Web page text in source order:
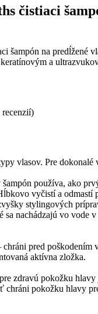
čistiaci
šampón na predĺžené
a
recenzií)
vlasov. Pre dokonalé
šampón používa, ako
vyčistí a odmastí
stylingových
sa nachádzajú vo vode
chráni pred
aktívna zložka.
zdravú pokožku hlavy
chráni pokožku hlavy